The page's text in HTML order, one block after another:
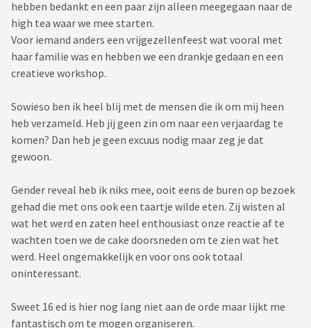
hebben bedankt en een paar zijn alleen meegegaan naar de
high tea waar we mee starten.
Voor iemand anders een vrijgezellenfeest wat vooral met
haar familie was en hebben we een drankje gedaan en een
creatieve workshop.
Sowieso ben ik heel blij met de mensen die ik om mij heen
heb verzameld. Heb jij geen zin om naar een verjaardag te
komen? Dan heb je geen excuus nodig maar zeg je dat
gewoon.
Gender reveal heb ik niks mee, ooit eens de buren op bezoek
gehad die met ons ook een taartje wilde eten. Zij wisten al
wat het werd en zaten heel enthousiast onze reactie af te
wachten toen we de cake doorsneden om te zien wat het
werd. Heel ongemakkelijk en voor ons ook totaal
oninteressant.
Sweet 16 ed is hier nog lang niet aan de orde maar lijkt me
fantastisch om te mogen organiseren.